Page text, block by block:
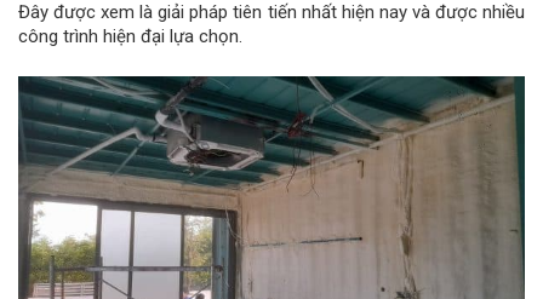
Đây được xem là giải pháp tiên tiến nhất hiện nay và được nhiều
công trình hiện đại lựa chọn.